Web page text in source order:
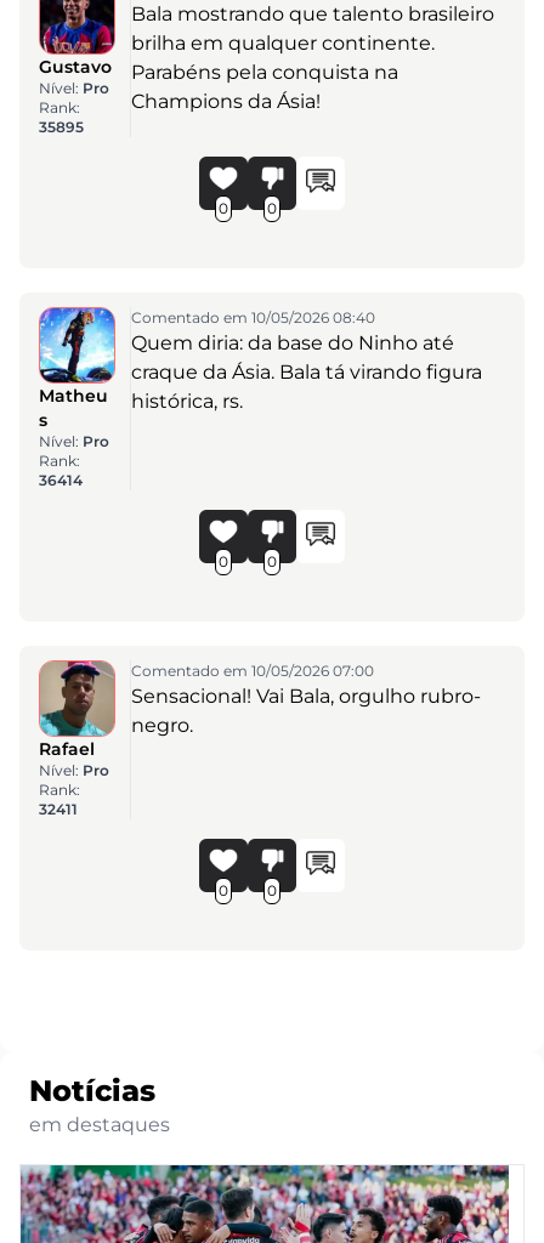
Gustavo
Nível: Pro
Rank:
35895
Bala mostrando que talento brasileiro
brilha em qualquer continente.
Parabéns pela conquista na
Champions da Ásia!
0 0
Matheu
s
Nível: Pro
Rank:
36414
Comentado em 10/05/2026 08:40
Quem diria: da base do Ninho até
craque da Ásia. Bala tá virando figura
histórica, rs.
0 0
Rafael
Nível: Pro
Rank:
32411
Comentado em 10/05/2026 07:00
Sensacional! Vai Bala, orgulho rubro-
negro.
0 0
Notícias
em destaques